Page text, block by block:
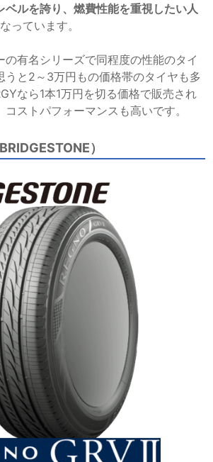
ベルを誇り、燃費性能を重視したい人
っています。
の有名シリーズで同程度の性能のタイ
うと2～3万円もの価格帯のタイヤも多
なら1本1万円を切る価格で販売され
ストパフォーマンスも高いです。
）